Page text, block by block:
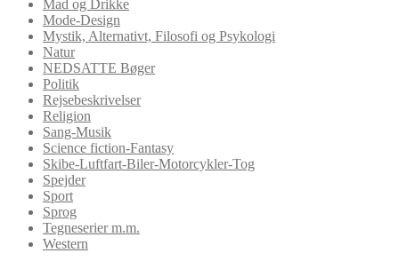
Mad og Drikke
Mode-Design
Mystik, Alternativt, Filosofi og Psykologi
Natur
NEDSATTE Bøger
Politik
Rejsebeskrivelser
Religion
Sang-Musik
Science fiction-Fantasy
Skibe-Luftfart-Biler-Motorcykler-Tog
Spejder
Sport
Sprog
Tegneserier m.m.
Western